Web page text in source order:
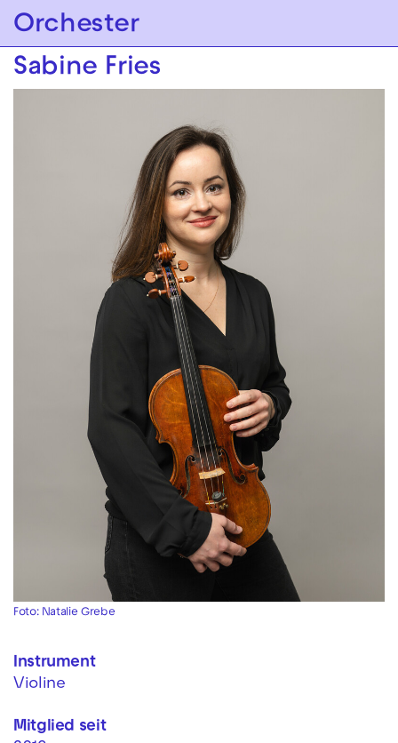
Zur Hauptnavigation springen
Zum Hauptinhalt springen
Orchester
Sabine Fries
Foto: Natalie Grebe
Instrument
Violine
Mitglied seit